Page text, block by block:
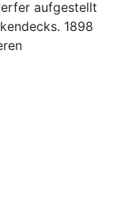
aufgestellt
1898